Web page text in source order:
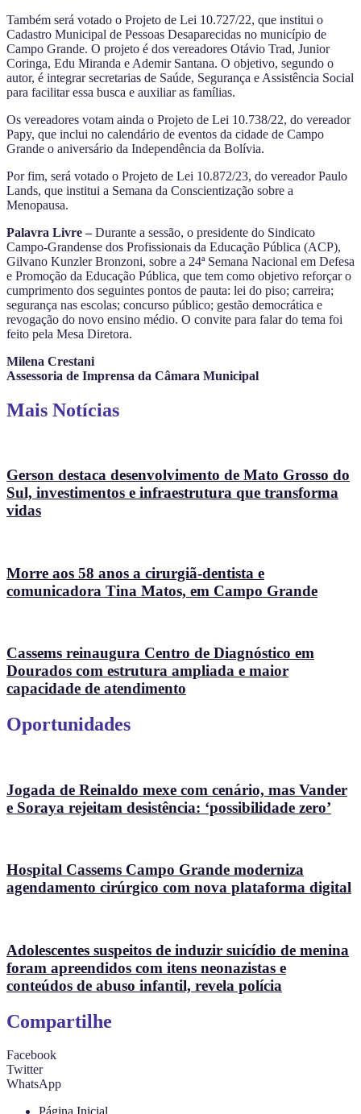
Também será votado o Projeto de Lei 10.727/22, que institui o
Cadastro Municipal de Pessoas Desaparecidas no município de
Campo Grande. O projeto é dos vereadores Otávio Trad, Junior
Coringa, Edu Miranda e Ademir Santana. O objetivo, segundo o
autor, é integrar secretarias de Saúde, Segurança e Assistência Social
para facilitar essa busca e auxiliar as famílias.
Os vereadores votam ainda o Projeto de Lei 10.738/22, do vereador
Papy, que inclui no calendário de eventos da cidade de Campo
Grande o aniversário da Independência da Bolívia.
Por fim, será votado o Projeto de Lei 10.872/23, do vereador Paulo
Lands, que institui a Semana da Conscientização sobre a
Menopausa.
Palavra Livre –Durante a sessão, o presidente do Sindicato
Campo-Grandense dos Profissionais da Educação Pública (ACP),
Gilvano Kunzler Bronzoni, sobre a 24ª Semana Nacional em Defesa
e Promoção da Educação Pública, que tem como objetivo reforçar o
cumprimento dos seguintes pontos de pauta: lei do piso; carreira;
segurança nas escolas; concurso público; gestão democrática e
revogação do novo ensino médio. O convite para falar do tema foi
feito pela Mesa Diretora.
Milena Crestani
Assessoria de Imprensa da Câmara Municipal
Mais Notícias
Gerson destaca desenvolvimento de Mato Grosso do
Sul, investimentos e infraestrutura que transforma
vidas
Morre aos 58 anos a cirurgiã-dentista e
comunicadora Tina Matos, em Campo Grande
Cassems reinaugura Centro de Diagnóstico em
Dourados com estrutura ampliada e maior
capacidade de atendimento
Oportunidades
Jogada de Reinaldo mexe com cenário, mas Vander
e Soraya rejeitam desistência: ‘possibilidade zero’
Hospital Cassems Campo Grande moderniza
agendamento cirúrgico com nova plataforma digital
Adolescentes suspeitos de induzir suicídio de menina
foram apreendidos com itens neonazistas e
conteúdos de abuso infantil, revela polícia
Compartilhe
Facebook
Twitter
WhatsApp